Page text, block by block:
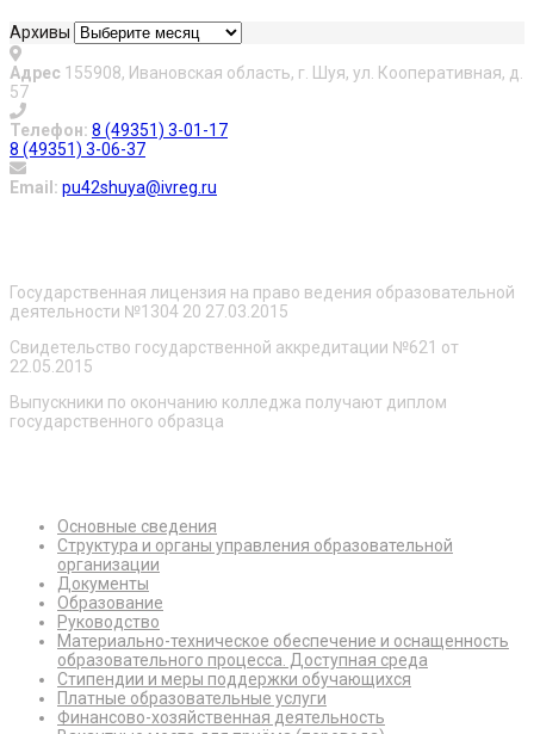
Архивы
Адрес 155908, Ивановская область, г. Шуя, ул. Кооперативная, д.
57
Телефон: 8 (49351) 3-01-17
8 (49351) 3-06-37
Email: pu42shuya@ivreg.ru
Государственная лицензия на право ведения образовательной
деятельности №1304 20 27.03.2015
Свидетельство государственной аккредитации №621 от
22.05.2015
Выпускники по окончанию колледжа получают диплом
государственного образца
Основные сведения
Структура и органы управления образовательной
организации
Документы
Образование
Руководство
Материально-техническое обеспечение и оснащенность
образовательного процесса. Доступная среда
Стипендии и меры поддержки обучающихся
Платные образовательные услуги
Финансово-хозяйственная деятельность